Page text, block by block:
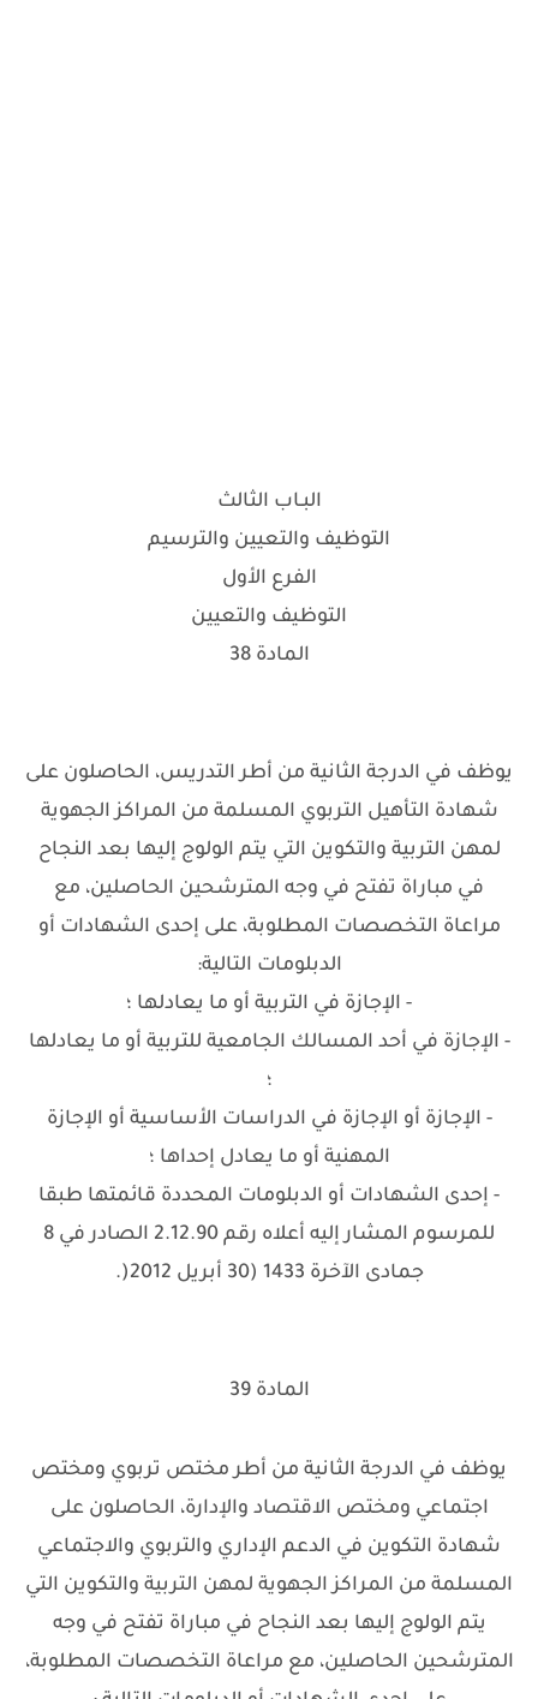
البـاب الثالث
التوظيف والتعيين والترسيم
الفرع الأول
التوظيف والتعيين
المادة 38
يوظف في الدرجة الثانية من أطر التدريس، الحاصلون على
شهادة التأهيل التربوي المسلمة من المراكز الجهوية
لمهن التربية والتكوين التي يتم الولوج إليها بعد النجاح
في مباراة تفتح في وجه المترشحين الحاصلين، مع
مراعاة التخصصات المطلوبة، على إحدى الشهادات أو
الدبلومات التالية:
- الإجازة في التربية أو ما يعادلها ؛
- الإجازة في أحد المسالك الجامعية للتربية أو ما يعادلها
؛
- الإجازة أو الإجازة في الدراسات الأساسية أو الإجازة
المهنية أو ما يعادل إحداها ؛
- إحدى الشهادات أو الدبلومات المحددة قائمتها طبقا
للمرسوم المشار إليه أعلاه رقم 2.12.90 الصادر في 8
جمادى الآخرة 1433 (30 أبريل 2012(.
المادة 39
يوظف في الدرجة الثانية من أطر مختص تربوي ومختص
اجتماعي ومختص الاقتصاد والإدارة، الحاصلون على
شهادة التكوين في الدعم الإداري والتربوي والاجتماعي
المسلمة من المراكز الجهوية لمهن التربية والتكوين التي
يتم الولوج إليها بعد النجاح في مباراة تفتح في وجه
المترشحين الحاصلين، مع مراعاة التخصصات المطلوبة،